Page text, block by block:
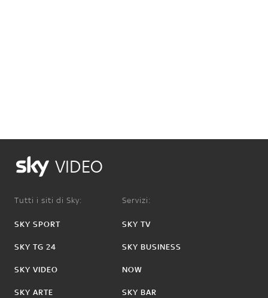
VIDEO
Tutti i siti di Sky:
SKY SPORT
SKY TG 24
SKY VIDEO
SKY ARTE
Servizi:
SKY TV
SKY BUSINESS
NOW
SKY BAR